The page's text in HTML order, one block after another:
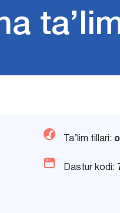
Ta’lim tillari:
Dastur kodi: